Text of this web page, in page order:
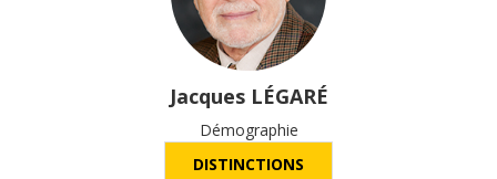
Jacques LÉGARÉ
Démographie
DISTINCTIONS